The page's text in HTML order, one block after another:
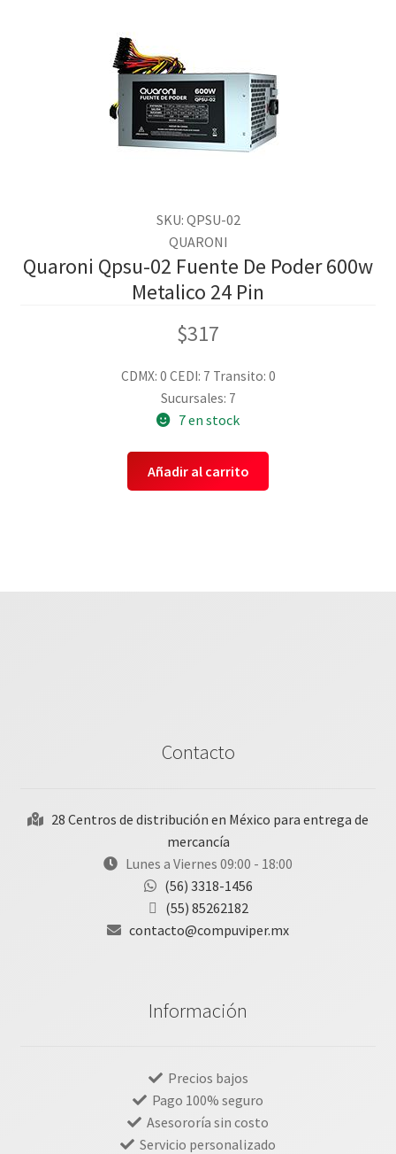
SKU: QPSU-02
QUARONI
Quaroni Qpsu-02 Fuente De Poder 600w
Metalico 24 Pin
$317
CDMX: 0 CEDI: 7 Transito: 0
Sucursales: 7
7 en stock
Añadir al carrito
Contacto
28 Centros de distribución en México para entrega de
mercancía
Lunes a Viernes 09:00 - 18:00
(56) 3318-1456
(55) 85262182
contacto@compuviper.mx
Información
Precios bajos
Pago 100% seguro
Asesororía sin costo
Servicio personalizado